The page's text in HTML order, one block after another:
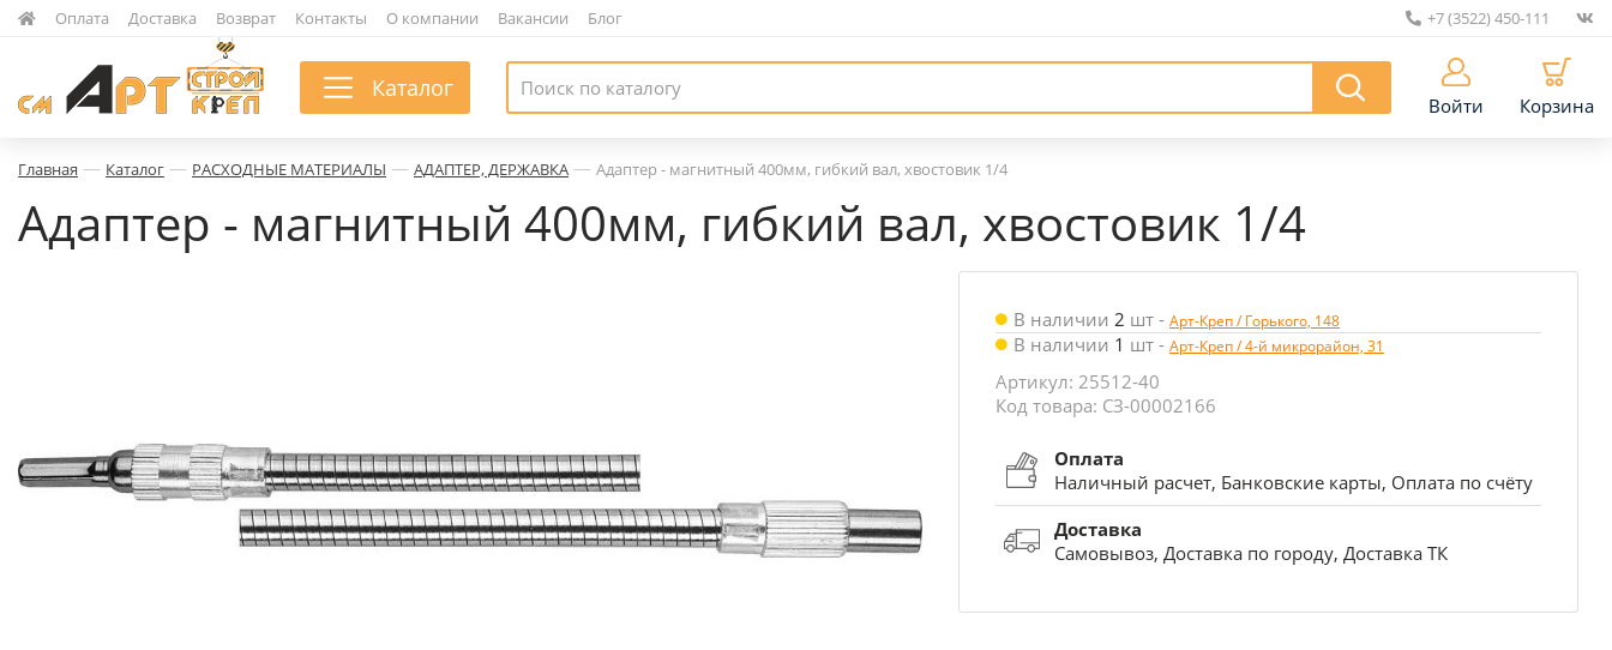
Оплата Доставка Возврат Контакты О компании Вакансии Блог +7 (3522) 450-111
Каталог
Войти Корзина
Главная — Каталог — РАСХОДНЫЕ МАТЕРИАЛЫ — АДАПТЕР, ДЕРЖАВКА — Адаптер - магнитный 400мм, гибкий вал, хвостовик 1/4
Адаптер - магнитный 400мм, гибкий вал, хвостовик 1/4
В наличии 2 шт - Арт-Креп / Горького, 148
В наличии 1 шт - Арт-Креп / 4-й микрорайон, 31
Артикул: 25512-40
Код товара: СЗ-00002166
Оплата
Наличный расчет, Банковские карты, Оплата по счёту
Доставка
Самовывоз, Доставка по городу, Доставка ТК